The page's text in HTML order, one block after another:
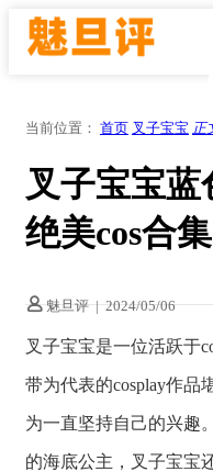
当前位置： 首页 叉子宝宝 正
叉子宝宝蓝
绝美cos合
魅旦评 | 2024/05/06
叉子宝宝是一位活跃于
带为代表的cosplay作品
为一直坚持自己的兴趣
的海底公主，叉子宝宝